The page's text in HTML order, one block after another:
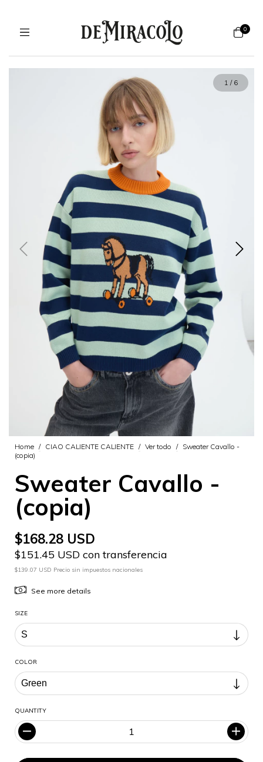
0
1 / 6
Home / CIAO CALIENTE CALIENTE / Ver todo / Sweater Cavallo -
(copia)
Sweater Cavallo -
(copia)
$168.28 USD
$151.45 USD con transferencia
$139.07 USD Precio sin impuestos nacionales
See more details
SIZE
COLOR
QUANTITY